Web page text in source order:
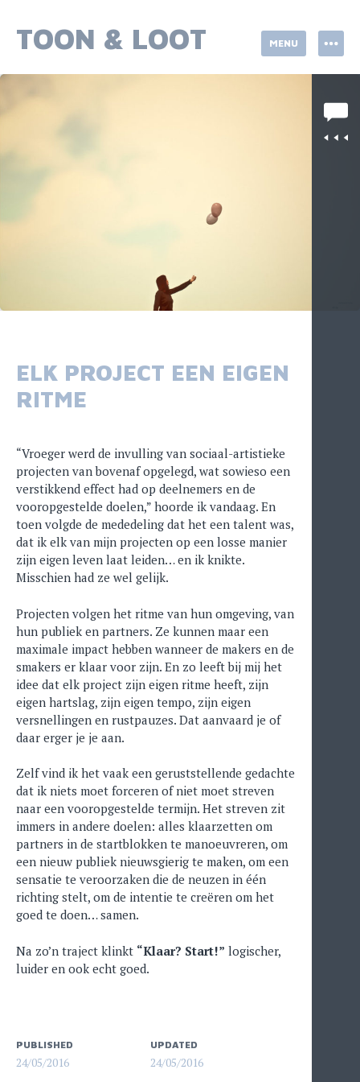
content
TOON & LOOT MENU
ELK PROJECT EEN EIGEN
RITME
“Vroeger werd de invulling van sociaal-artistieke
projecten van bovenaf opgelegd, wat sowieso een
verstikkend effect had op deelnemers en de
vooropgestelde doelen,” hoorde ik vandaag. En
toen volgde de mededeling dat het een talent was,
dat ik elk van mijn projecten op een losse manier
zijn eigen leven laat leiden… en ik knikte.
Misschien had ze wel gelijk.
Projecten volgen het ritme van hun omgeving, van
hun publiek en partners. Ze kunnen maar een
maximale impact hebben wanneer de makers en de
smakers er klaar voor zijn. En zo leeft bij mij het
idee dat elk project zijn eigen ritme heeft, zijn
eigen hartslag, zijn eigen tempo, zijn eigen
versnellingen en rustpauzes. Dat aanvaard je of
daar erger je je aan.
Zelf vind ik het vaak een geruststellende gedachte
dat ik niets moet forceren of niet moet streven
naar een vooropgestelde termijn. Het streven zit
immers in andere doelen: alles klaarzetten om
partners in de startblokken te manoeuvreren, om
een nieuw publiek nieuwsgierig te maken, om een
sensatie te veroorzaken die de neuzen in één
richting stelt, om de intentie te creëren om het
goed te doen… samen.
Na zo’n traject klinkt “Klaar? Start!” logischer,
luider en ook echt goed.
PUBLISHED
24/05/2016
UPDATED
24/05/2016